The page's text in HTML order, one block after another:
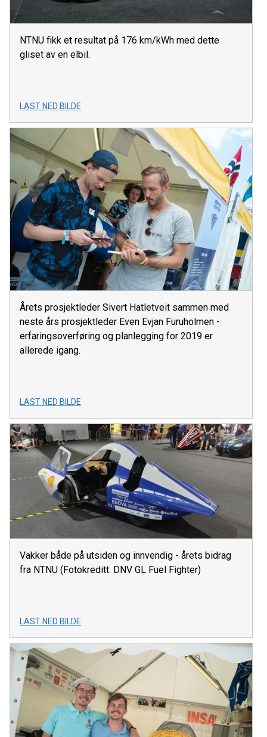
NTNU fikk et resultat på 176 km/kWh med dette
gliset av en elbil.
LAST NED BILDE
Årets prosjektleder Sivert Hatletveit sammen med
neste års prosjektleder Even Evjan Furuholmen -
erfaringsoverføring og planlegging for 2019 er
allerede igang.
LAST NED BILDE
Vakker både på utsiden og innvendig - årets bidrag
fra NTNU (Fotokreditt: DNV GL Fuel Fighter)
LAST NED BILDE